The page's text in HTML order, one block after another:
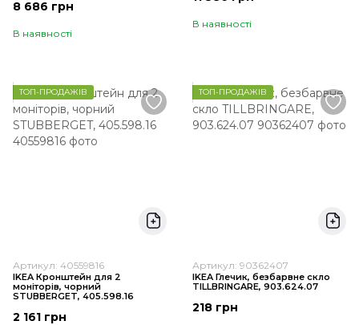
8 686 грн
В наявності
В наявності
ТОП-ПРОДАЖІВ
Артикул: 40559816
IKEA Кронштейн для 2
моніторів, чорний
STUBBERGET, 405.598.16
2 161 грн
ТОП-ПРОДАЖІВ
Артикул: 90362407
IKEA Глечик, безбарвне скло
TILLBRINGARE, 903.624.07
218 грн